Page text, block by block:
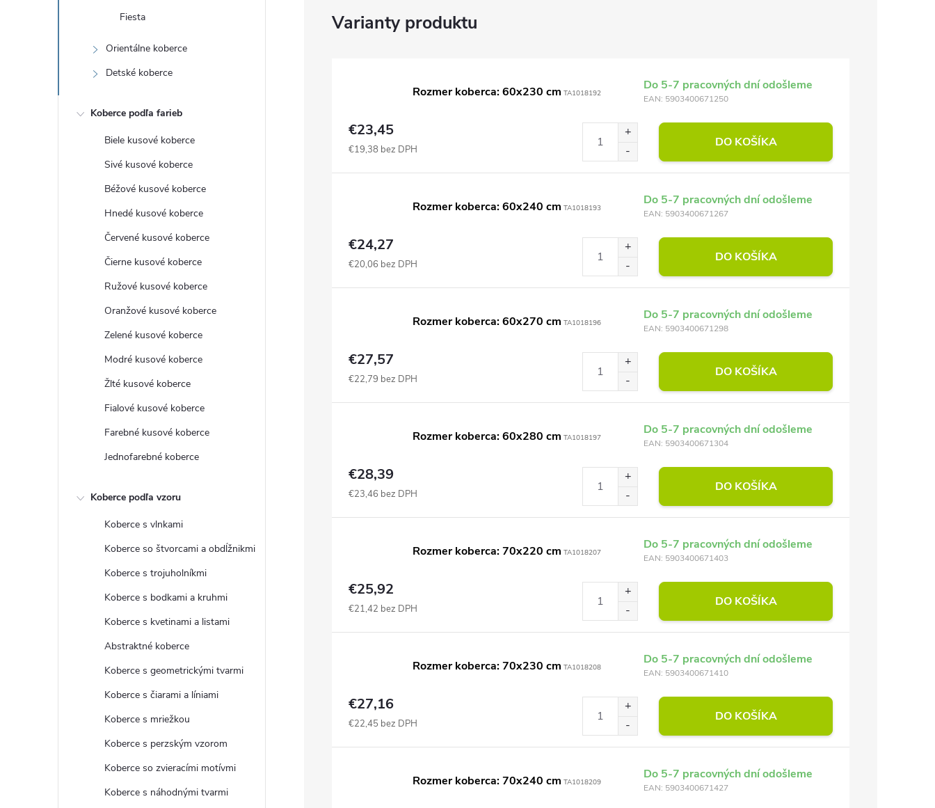
Fiesta
Orientálne koberce
Detské koberce
Koberce podľa farieb
Biele kusové koberce
Sivé kusové koberce
Béžové kusové koberce
Hnedé kusové koberce
Červené kusové koberce
Čierne kusové koberce
Ružové kusové koberce
Oranžové kusové koberce
Zelené kusové koberce
Modré kusové koberce
Žlté kusové koberce
Fialové kusové koberce
Farebné kusové koberce
Jednofarebné koberce
Koberce podľa vzoru
Koberce s vlnkami
Koberce so štvorcami a obdĺžnikmi
Koberce s trojuholníkmi
Koberce s bodkami a kruhmi
Koberce s kvetinami a listami
Abstraktné koberce
Koberce s geometrickými tvarmi
Koberce s čiarami a líniami
Koberce s mriežkou
Koberce s perzským vzorom
Koberce so zvieracími motívmi
Koberce s náhodnými tvarmi
Rozmer koberca: 60x230 cm TA1018192
Do 5-7 pracovných dní odošleme
EAN: 5903400671250
€23,45
€19,38 bez DPH DO KOŠÍKA
Rozmer koberca: 60x240 cm TA1018193
Do 5-7 pracovných dní odošleme
EAN: 5903400671267
€24,27
€20,06 bez DPH DO KOŠÍKA
Rozmer koberca: 60x270 cm TA1018196
Do 5-7 pracovných dní odošleme
EAN: 5903400671298
€27,57
€22,79 bez DPH DO KOŠÍKA
Rozmer koberca: 60x280 cm TA1018197
Do 5-7 pracovných dní odošleme
EAN: 5903400671304
€28,39
€23,46 bez DPH DO KOŠÍKA
Rozmer koberca: 70x220 cm TA1018207
Do 5-7 pracovných dní odošleme
EAN: 5903400671403
€25,92
€21,42 bez DPH DO KOŠÍKA
Rozmer koberca: 70x230 cm TA1018208
Do 5-7 pracovných dní odošleme
EAN: 5903400671410
€27,16
€22,45 bez DPH DO KOŠÍKA
Rozmer koberca: 70x240 cm TA1018209
Do 5-7 pracovných dní odošleme
EAN: 5903400671427